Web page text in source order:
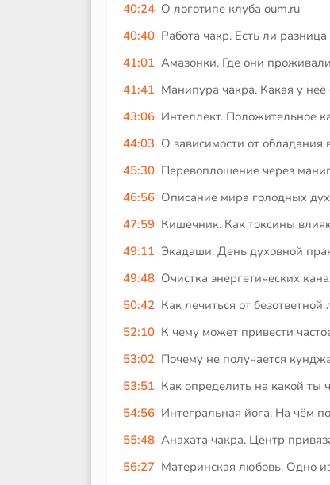
40:24 О логотипе клуба oum.ru
40:40 Работа чакр. Есть ли
41:01 Амазонки. Где они проживали
41:41 Манипура чакра. Какая у
43:06 Интеллект. Положительное
44:03 О зависимости от обладания
45:30 Перевоплощение через
46:56 Описание мира голодных
47:59 Кишечник. Как токсины
49:11 Экадаши. День духовной
49:48 Очистка энергетических
50:42 Как лечиться от безответной
52:10 К чему может привести
53:02 Почему не получается
53:51 Как определить на какой ты
54:56 Интегральная йога. На чём
55:48 Анахата чакра. Центр
56:27 Материнская любовь. Одно